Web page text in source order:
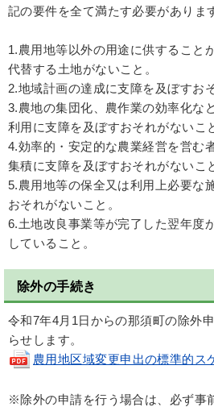
記の要件を全て満たす必要がありま
1.農用地等以外の用途に供すること
代替する土地がないこと。
2.地域計画の達成に支障を及ぼすお
3.農地の集団化、農作業の効率化な
利用に支障を及ぼすおそれがないこ
4.効率的・安定的な農業経営を営む
集積に支障を及ぼすおそれがないこ
5.農用地等の保全又は利用上必要な
おそれがないこと。
6.土地改良事業等が完了した翌年度
していること。
除外の手続き
令和7年4月1日からの那須町の除外
らせします。
農用地区域変更申出の標準的ス
※除外の申請を行う場合は、必ず事